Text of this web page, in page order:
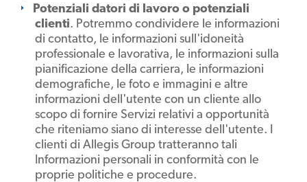
Potenziali datori di lavoro o potenziali
clienti. Potremmo condividere le informazioni
di contatto, le informazioni sull'idoneità
professionale e lavorativa, le informazioni sulla
pianificazione della carriera, le informazioni
demografiche, le foto e immagini e altre
informazioni dell'utente con un cliente allo
scopo di fornire Servizi relativi a opportunità
che riteniamo siano di interesse dell'utente. I
clienti di Allegis Group tratteranno tali
Informazioni personali in conformità con le
proprie politiche e procedure.